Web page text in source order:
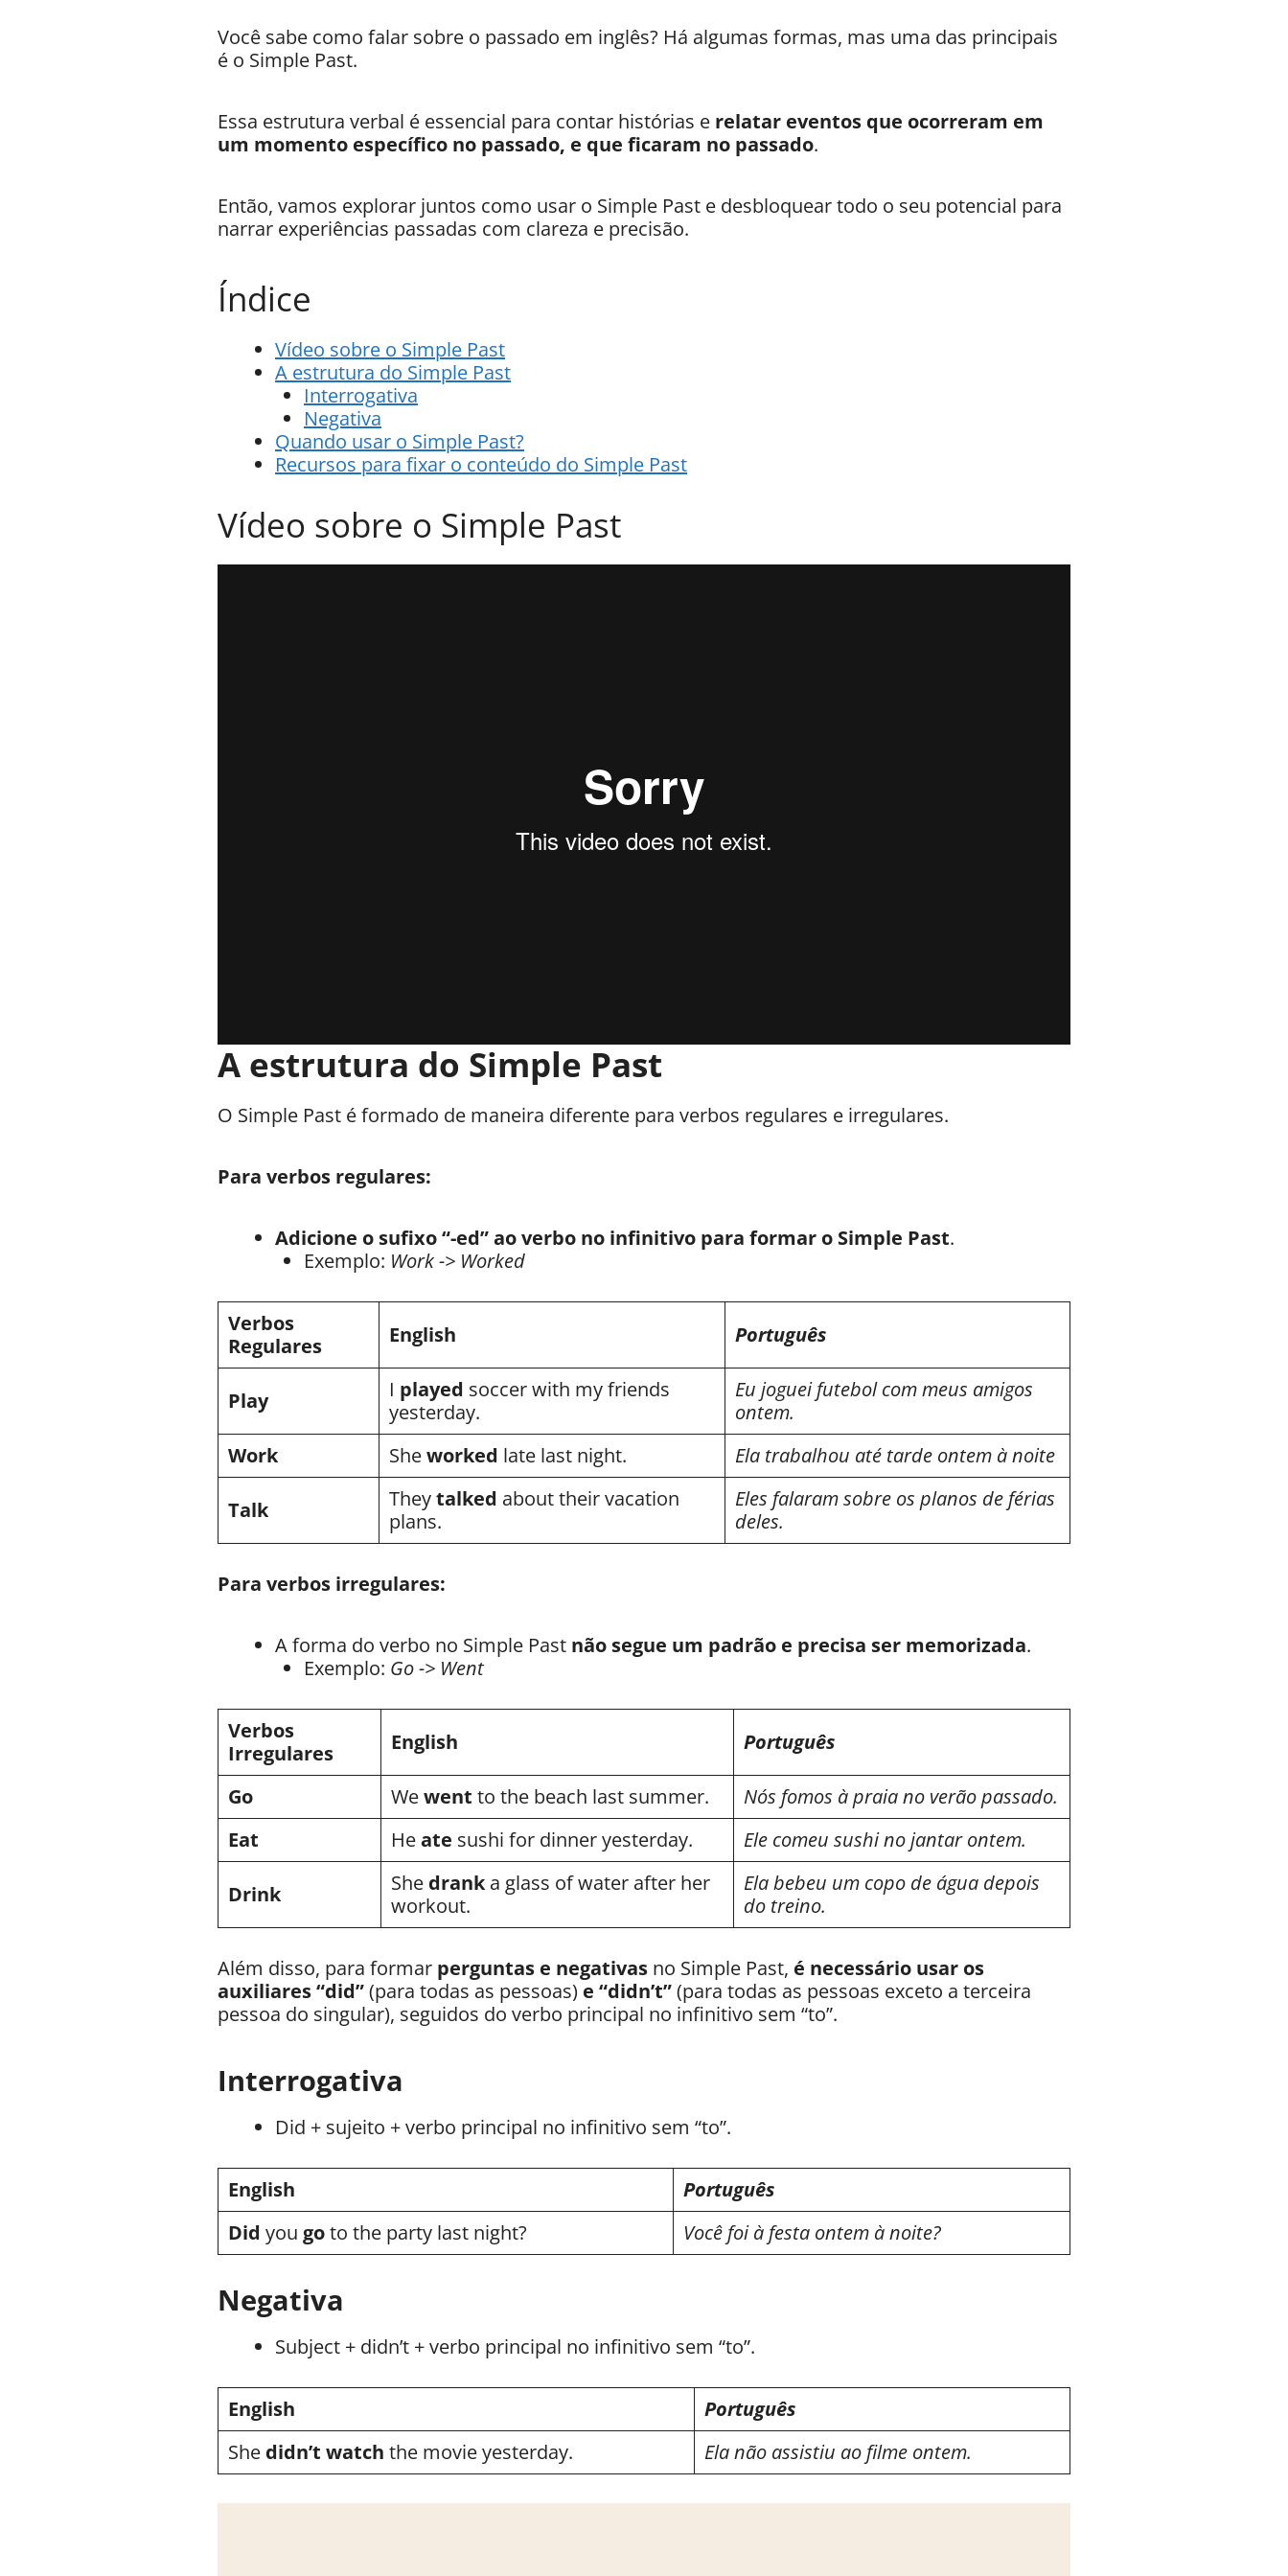
Você sabe como falar sobre o passado em inglês? Há algumas formas, mas uma das principais
é o Simple Past.
Essa estrutura verbal é essencial para contar histórias e relatar eventos que ocorreram em
um momento específico no passado, e que ficaram no passado.
Então, vamos explorar juntos como usar o Simple Past e desbloquear todo o seu potencial para
narrar experiências passadas com clareza e precisão.
Índice
Vídeo sobre o Simple Past
A estrutura do Simple Past
Interrogativa
Negativa
Quando usar o Simple Past?
Recursos para fixar o conteúdo do Simple Past
Vídeo sobre o Simple Past
A estrutura do Simple Past
O Simple Past é formado de maneira diferente para verbos regulares e irregulares.
Para verbos regulares:
Adicione o sufixo “-ed” ao verbo no infinitivo para formar o Simple Past.
Exemplo: Work -> Worked
Verbos
Regulares
English Português
Play I played soccer with my friends
yesterday.
Eu joguei futebol com meus amigos
ontem.
Work
Sheworked late last night. Ela trabalhou até tarde ontem à noite
Talk Theytalked about their vacation
plans.
Eles falaram sobre os planos de férias
deles.
Para verbos irregulares:
A forma do verbo no Simple Past não segue um padrão e precisa ser memorizada.
Exemplo: Go -> Went
Verbos
Irregulares
English Português
Go Wewent to the beach last summer.
Nós fomos à praia no verão passado.
Eat
Heate sushi for dinner yesterday. Ele comeu sushi no jantar ontem.
Drink She dranka glass of water after her
workout.
Ela bebeu um copo de água depois
do treino.
Além disso, para formar perguntas e negativas no Simple Past, é necessário usar os
auxiliares “did”(para todas as pessoas) e “didn’t”(para todas as pessoas exceto a terceira
pessoa do singular), seguidos do verbo principal no infinitivo sem “to”.
Interrogativa
Did + sujeito + verbo principal no infinitivo sem “to”.
English
Português
Did you goto the party last night? Você foi à festa ontem à noite?
Negativa
Subject + didn’t + verbo principal no infinitivo sem “to”.
English
Português
She didn’t watch the movie yesterday. Ela não assistiu ao filme ontem.